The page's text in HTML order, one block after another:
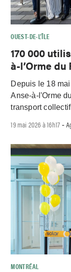
OUEST-DE-L’ÎLE
170 000
à-l’Orme du
Depuis le 18
Anse-à-l'Orme
transport
19 mai 2026 à 16h17 -
MONTRÉAL